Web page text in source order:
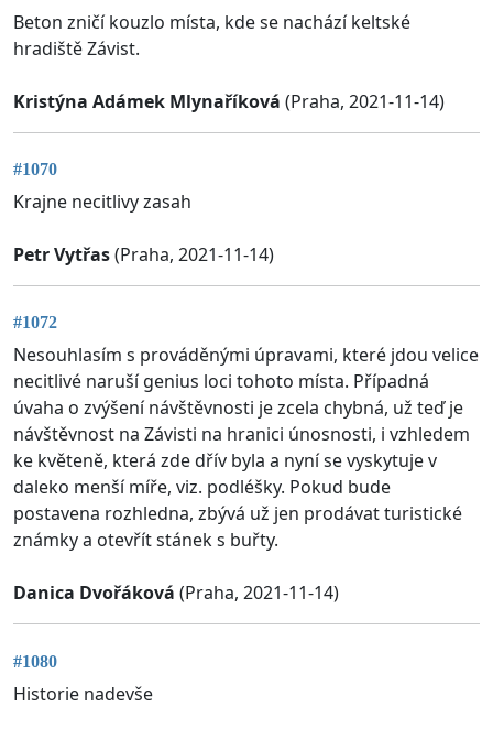
Beton zničí kouzlo místa, kde se nachází keltské
hradiště Závist.
Kristýna Adámek Mlynaříková (Praha, 2021-11-14)
#1070
Krajne necitlivy zasah
Petr Vytřas(Praha, 2021-11-14)
#1072
Nesouhlasím s prováděnými úpravami, které jdou velice
necitlivé naruší genius loci tohoto místa. Případná
úvaha o zvýšení návštěvnosti je zcela chybná, už teď je
návštěvnost na Závisti na hranici únosnosti, i vzhledem
ke květeně, která zde dřív byla a nyní se vyskytuje v
daleko menší míře, viz. podléšky. Pokud bude
postavena rozhledna, zbývá už jen prodávat turistické
známky a otevřít stánek s buřty.
Danica Dvořáková (Praha, 2021-11-14)
#1080
Historie nadevše